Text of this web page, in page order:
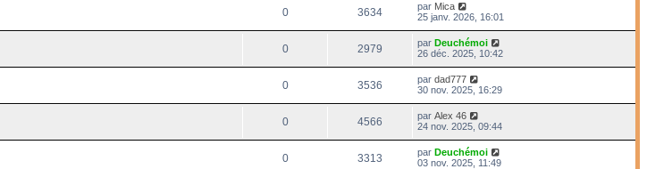
0 3634 par Mica
25 janv. 2026, 16:01
0 2979 parDeuchémoi
26 déc. 2025, 10:42
0 3536 pardad777
30 nov. 2025, 16:29
0 4566 parAlex 46
24 nov. 2025, 09:44
0 3313 parDeuchémoi
03 nov. 2025, 11:49